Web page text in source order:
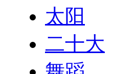
太阳
二十大